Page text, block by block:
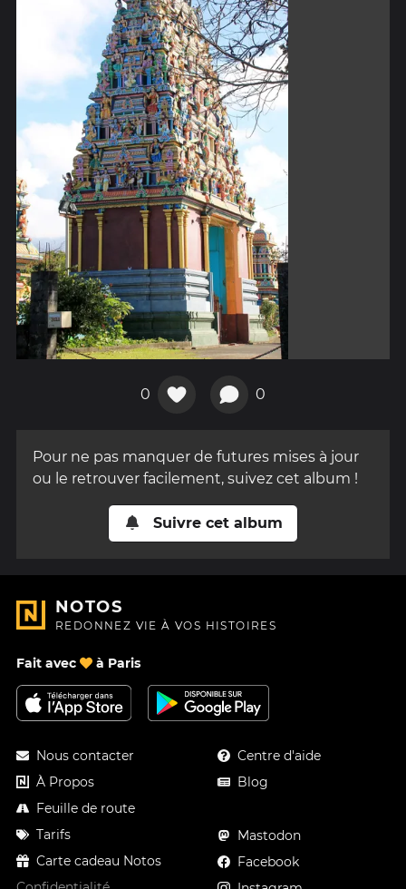
0 0
Pour ne pas manquer de futures mises à jour
ou le retrouver facilement, suivez cet album !
Suivre cet album
NOTOS
REDONNEZ VIE À VOS HISTOIRES
Fait avec à Paris
Nous contacter
À Propos
Feuille de route
Tarifs
Carte cadeau Notos
Centre d'aide
Blog
Mastodon
Facebook